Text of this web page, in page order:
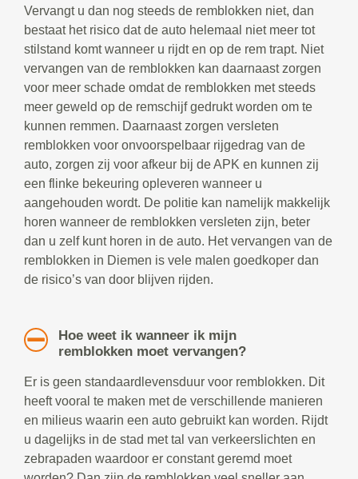
Vervangt u dan nog steeds de remblokken niet, dan
bestaat het risico dat de auto helemaal niet meer tot
stilstand komt wanneer u rijdt en op de rem trapt. Niet
vervangen van de remblokken kan daarnaast zorgen
voor meer schade omdat de remblokken met steeds
meer geweld op de remschijf gedrukt worden om te
kunnen remmen. Daarnaast zorgen versleten
remblokken voor onvoorspelbaar rijgedrag van de
auto, zorgen zij voor afkeur bij de APK en kunnen zij
een flinke bekeuring opleveren wanneer u
aangehouden wordt. De politie kan namelijk makkelijk
horen wanneer de remblokken versleten zijn, beter
dan u zelf kunt horen in de auto. Het vervangen van de
remblokken in Diemen is vele malen goedkoper dan
de risico’s van door blijven rijden.
Hoe weet ik wanneer ik mijn
remblokken moet vervangen?
Er is geen standaardlevensduur voor remblokken. Dit
heeft vooral te maken met de verschillende manieren
en milieus waarin een auto gebruikt kan worden. Rijdt
u dagelijks in de stad met tal van verkeerslichten en
zebrapaden waardoor er constant geremd moet